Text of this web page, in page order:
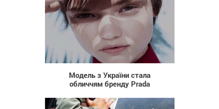
452
Модель з України стала
обличчям бренду Prada